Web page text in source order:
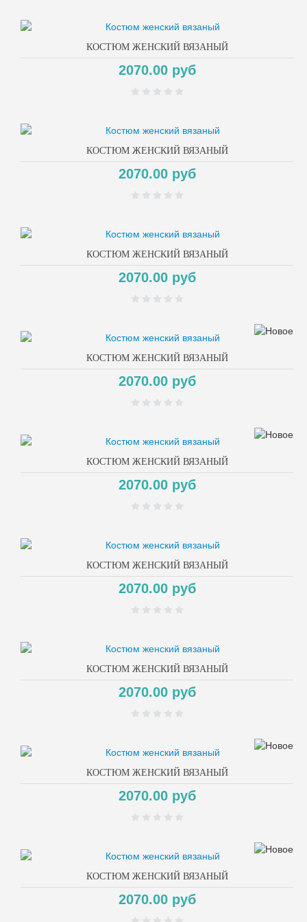
КОСТЮМ ЖЕНСКИЙ ВЯЗАНЫЙ
2070.00 руб
КОСТЮМ ЖЕНСКИЙ ВЯЗАНЫЙ
2070.00 руб
КОСТЮМ ЖЕНСКИЙ ВЯЗАНЫЙ
2070.00 руб
КОСТЮМ ЖЕНСКИЙ ВЯЗАНЫЙ
2070.00 руб
КОСТЮМ ЖЕНСКИЙ ВЯЗАНЫЙ
2070.00 руб
КОСТЮМ ЖЕНСКИЙ ВЯЗАНЫЙ
2070.00 руб
КОСТЮМ ЖЕНСКИЙ ВЯЗАНЫЙ
2070.00 руб
КОСТЮМ ЖЕНСКИЙ ВЯЗАНЫЙ
2070.00 руб
КОСТЮМ ЖЕНСКИЙ ВЯЗАНЫЙ
2070.00 руб